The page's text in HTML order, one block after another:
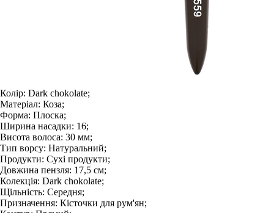
Колір: Dark chokolate;
Матеріал: Коза;
Форма: Плоска;
Ширина насадки: 16;
Висота волоса: 30 мм;
Тип ворсу: Натуральний;
Продукти: Сухі продукти;
Довжина пензля: 17,5 см;
Колекція: Dark chokolate;
Щільність: Середня;
Призначення: Кісточки для рум'ян;